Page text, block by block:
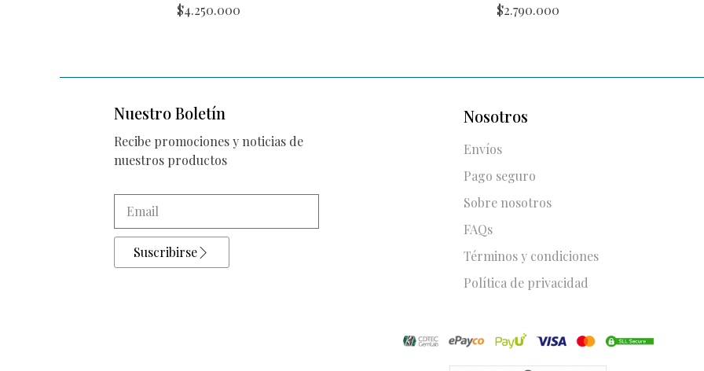
$4.250.000
$2.790.000
Nuestro Boletín
Recibe promociones y noticias de
nuestros productos
Suscribirse
Nosotros
Envíos
Pago seguro
Sobre nosotros
FAQs
Términos y condiciones
Política de privacidad